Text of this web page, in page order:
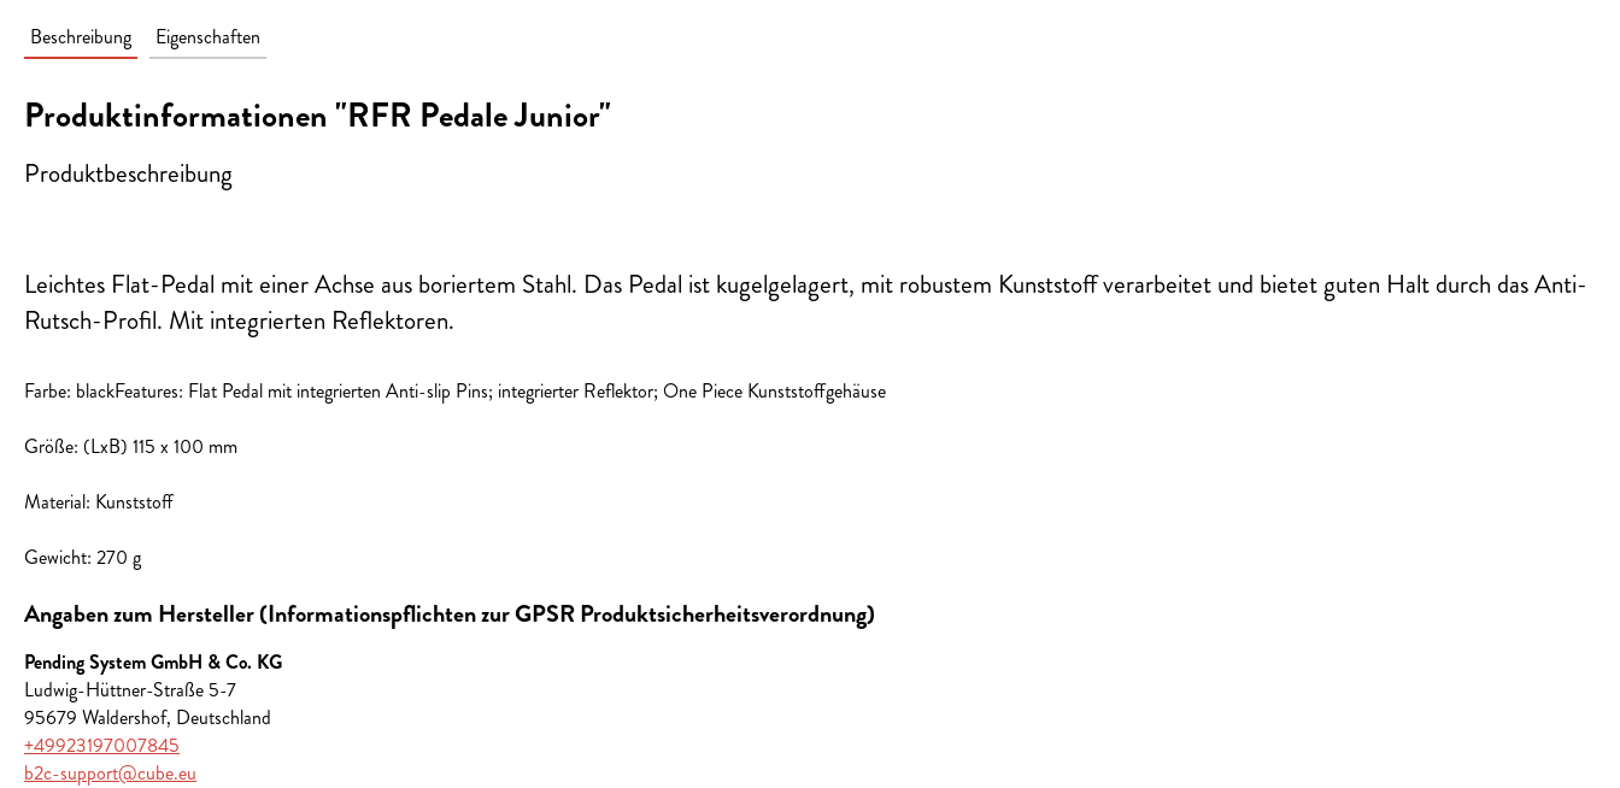
Beschreibung Eigenschaften
Produktinformationen "RFR Pedale Junior"
Produktbeschreibung
Leichtes Flat-Pedal mit einer Achse aus boriertem Stahl. Das Pedal ist kugelgelagert, mit robustem Kunststoff verarbeitet und bietet guten Halt durch das Anti-
Rutsch-Profil. Mit integrierten Reflektoren.
Farbe: blackFeatures: Flat Pedal mit integrierten Anti-slip Pins; integrierter Reflektor; One Piece Kunststoffgehäuse
Größe: (LxB) 115 x 100 mm
Material: Kunststoff
Gewicht: 270 g
Angaben zum Hersteller (Informationspflichten zur GPSR Produktsicherheitsverordnung)
Pending System GmbH & Co. KG
Ludwig-Hüttner-Straße 5-7
95679 Waldershof, Deutschland
+49923197007845
b2c-support@cube.eu